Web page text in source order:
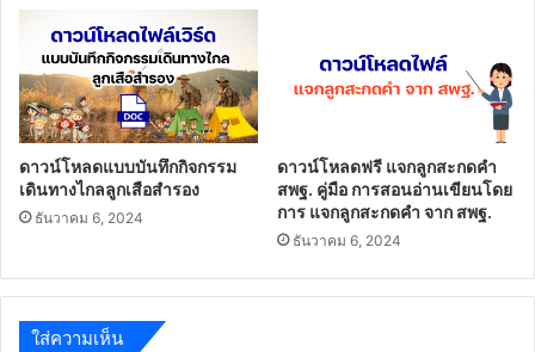
ดาวน์โหลดแบบบันทึกกิจกรรม
เดินทางไกลลูกเสือสำรอง
ธันวาคม 6, 2024
ดาวน์โหลดฟรี แจกลูกสะกดคำ
สพฐ. คู่มือ การสอนอ่านเขียนโดย
การ แจกลูกสะกดคำ จาก สพฐ.
ธันวาคม 6, 2024
ใส่ความเห็น